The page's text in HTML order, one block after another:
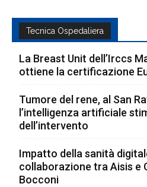
Tecnica Ospedaliera
La Breast Unit dell’Irccs
ottiene la certificazione
Tumore del rene, al San
l’intelligenza artificiale
dell’intervento
Impatto della sanità
collaborazione tra Aisis e
Bocconi